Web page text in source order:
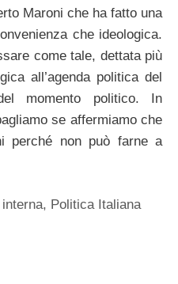
Maroni che ha fatto una
che ideologica.
come tale, dettata più
all’agenda politica del
momento politico. In
se affermiamo che
perché non può farne a
, Politica Italiana